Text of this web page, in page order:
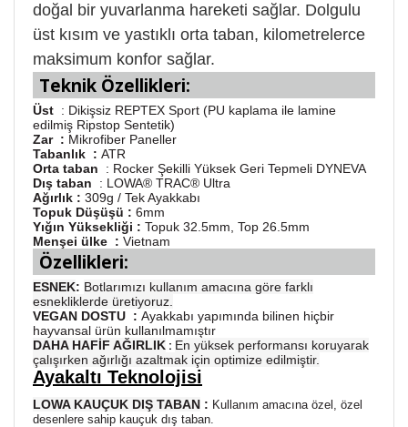
doğal bir yuvarlanma hareketi sağlar. Dolgulu
üst kısım ve yastıklı orta taban, kilometrelerce
maksimum konfor sağlar.
Teknik Özellikleri:
Üst : Dikişsiz REPTEX Sport (PU kaplama ile lamine
edilmiş Ripstop Sentetik)
Zar : Mikrofiber Paneller
Tabanlık : ATR
Orta taban : Rocker Şekilli Yüksek Geri Tepmeli DYNEVA
Dış taban : LOWA® TRAC® Ultra
Ağırlık : 309g / Tek Ayakkabı
Topuk Düşüşü : 6mm
Yığın Yüksekliği : Topuk 32.5mm, Top 26.5mm
Menşei ülke : Vietnam
Özellikleri:
ESNEK: Botlarımızı kullanım amacına göre farklı
esnekliklerde üretiyoruz.
VEGAN DOSTU : Ayakkabı yapımında bilinen hiçbir
hayvansal ürün kullanılmamıştır
DAHA HAFİF AĞIRLIK : En yüksek performansı koruyarak
çalışırken ağırlığı azaltmak için optimize edilmiştir.
Ayakaltı Teknolojisi
LOWA KAUÇUK DIŞ TABAN : Kullanım amacına özel, özel
desenlere sahip kauçuk dış taban.